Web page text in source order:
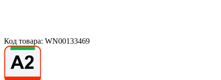
Код товара: WN00133469